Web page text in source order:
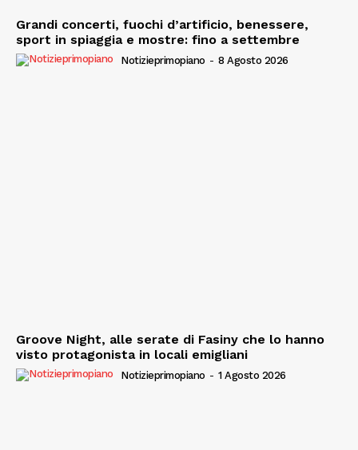
Grandi concerti, fuochi d’artificio, benessere,
sport in spiaggia e mostre: fino a settembre
Notizieprimopiano - 8 Agosto 2026
Groove Night, alle serate di Fasiny che lo hanno
visto protagonista in locali emigliani
Notizieprimopiano - 1 Agosto 2026